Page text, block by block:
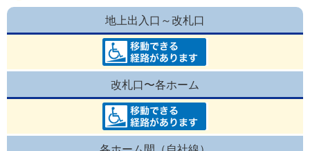
地上出入口～改札口
改札口〜各ホーム